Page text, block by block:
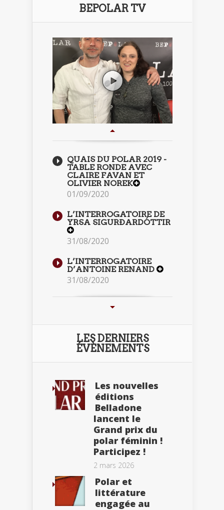
BEPOLAR TV
QUAIS DU POLAR 2019 -
TABLE RONDE AVEC
CLAIRE FAVAN ET
OLIVIER NOREK
01/09/2020
L’INTERROGATOIRE DE
YRSA SIGURÐARDÓTTIR
31/08/2020
L’INTERROGATOIRE
D’ANTOINE RENAND
31/08/2020
LES DERNIERS
ÉVÈNEMENTS
Les nouvelles
éditions
Belladone
lancent le
Grand prix du
polar féminin !
Participez !
2 mars 2026
Polar et
littérature
engagée au